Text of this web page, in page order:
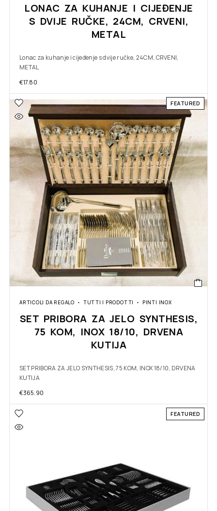
LONAC ZA KUHANJE I CIJEĐENJE
S DVIJE RUČKE, 24CM, CRVENI,
METAL
Lonac za kuhanje i cijeđenje s dvije ručke, 24CM, CRVENI,
METAL
€17.80
FEATURED
ARTICOLI DA REGALO TUTTI I PRODOTTI PINTI INOX
SET PRIBORA ZA JELO SYNTHESIS,
75 KOM, INOX 18/10, DRVENA
KUTIJA
SET PRIBORA ZA JELO SYNTHESIS, 75 KOM, INOX 18/10, DRVENA
KUTIJA
€365.90
FEATURED